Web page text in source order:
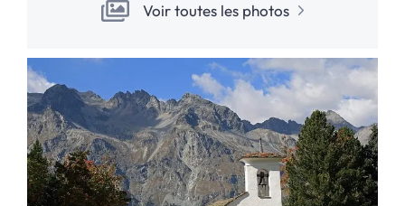
Voir toutes les photos